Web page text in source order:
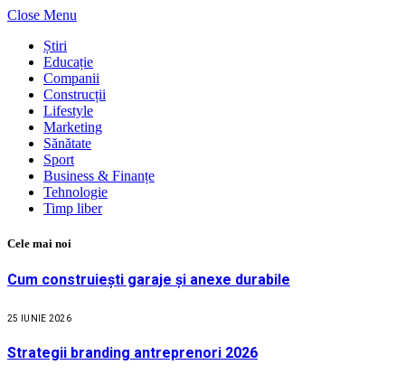
Close Menu
Știri
Educație
Companii
Construcții
Lifestyle
Marketing
Sănătate
Sport
Business & Finanțe
Tehnologie
Timp liber
Cele mai noi
Cum construiești garaje și anexe durabile
25 IUNIE 2026
Strategii branding antreprenori 2026